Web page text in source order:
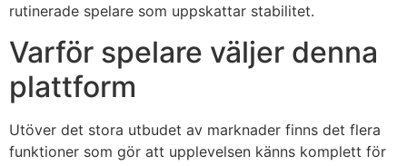
rutinerade spelare som uppskattar stabilitet.
Varför spelare väljer denna
plattform
Utöver det stora utbudet av marknader finns det flera
funktioner som gör att upplevelsen känns komplett för